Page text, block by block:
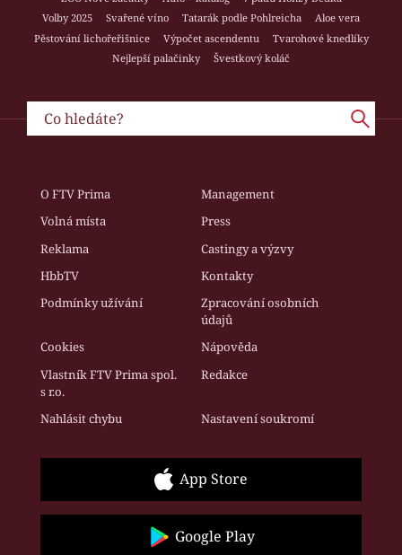
Volby 2025
Svařené víno Tatarák podle Pohlreicha
Aloe vera
Pěstování lichořeřišnice
Výpočet ascendentu
Tvarohové knedlíky
Nejlepší palačinky
Švestkový koláč
O FTV Prima
Management
Volná místa
Press
Reklama
Castingy a výzvy
HbbTV
Kontakty
Podmínky užívání
Zpracování osobních
údajů
Cookies
Nápověda
Vlastník FTV Prima spol.
s r.o.
Redakce
Nahlásit chybu Nastavení soukromí
App Store
Google Play